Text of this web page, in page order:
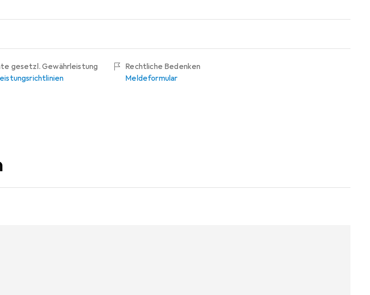
gesetzl. Gewährleistung
Rechtliche Bedenken
Meldeformular